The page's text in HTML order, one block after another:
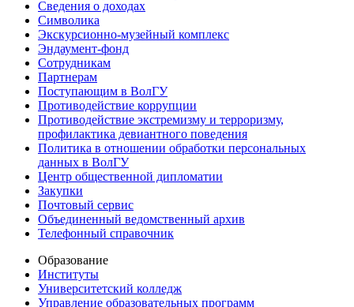
Сведения о доходах
Символика
Экскурсионно-музейный комплекс
Эндаумент-фонд
Сотрудникам
Партнерам
Поступающим в ВолГУ
Противодействие коррупции
Противодействие экстремизму и терроризму,
профилактика девиантного поведения
Политика в отношении обработки персональных
данных в ВолГУ
Центр общественной дипломатии
Закупки
Почтовый сервис
Объединенный ведомственный архив
Телефонный справочник
Образование
Институты
Университетский колледж
Управление образовательных программ